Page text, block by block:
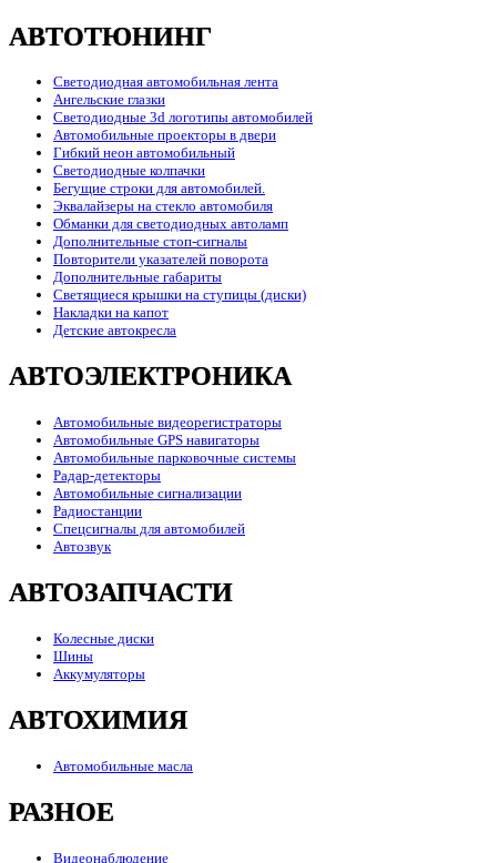
АВТОТЮНИНГ
Светодиодная автомобильная лента
Ангельские глазки
Светодиодные 3d логотипы автомобилей
Автомобильные проекторы в двери
Гибкий неон автомобильный
Светодиодные колпачки
Бегущие строки для автомобилей.
Эквалайзеры на стекло автомобиля
Обманки для светодиодных автоламп
Дополнительные стоп-сигналы
Повторители указателей поворота
Дополнительные габариты
Светящиеся крышки на ступицы (диски)
Накладки на капот
Детские автокресла
АВТОЭЛЕКТРОНИКА
Автомобильные видеорегистраторы
Автомобильные GPS навигаторы
Автомобильные парковочные системы
Радар-детекторы
Автомобильные сигнализации
Радиостанции
Спецсигналы для автомобилей
Автозвук
АВТОЗАПЧАСТИ
Колесные диски
Шины
Аккумуляторы
АВТОХИМИЯ
Автомобильные масла
РАЗНОЕ
Видеонаблюдение